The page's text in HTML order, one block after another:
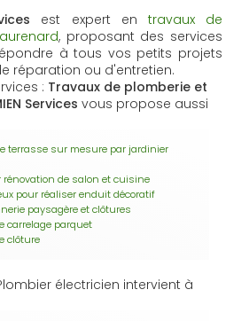
est expert en travaux de
, proposant des services
à tous vos petits projets
réparation ou d'entretien.
: Travaux de plomberie et
Services vous propose aussi
terrasse sur mesure par jardinier
de salon et cuisine
pour réaliser enduit décoratif
paysagère et clôtures
carrelage parquet
clôture
électricien intervient à